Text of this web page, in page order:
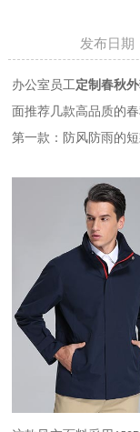
发布日期
办公室员工定制春秋
面推荐几款高品质的
第一款：防风防雨的